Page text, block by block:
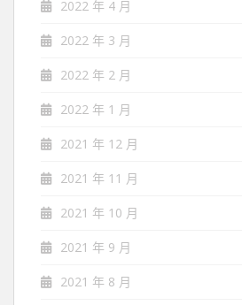
2022 年 4 月
2022 年 3 月
2022 年 2 月
2022 年 1 月
2021 年 12 月
2021 年 11 月
2021 年 10 月
2021 年 9 月
2021 年 8 月